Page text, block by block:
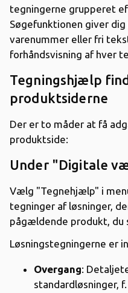
tegningerne grupperet
Søgefunktionen giver
varenummer eller fri
forhåndsvisning af hver
Tegningshjælp
produktsiderne
Der er to måder at få
produktside:
Under "Digitale
Vælg "Tegnehjælp" i
tegninger af løsninger,
pågældende produkt, du
Løsningstegningerne er
Overgang:
standardløsninger,